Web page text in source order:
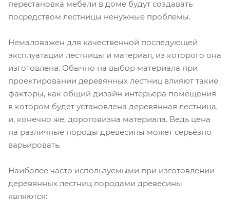
перестановка мебели в доме будут создавать
посредством лестницы ненужные проблемы.
Немаловажен для качественной последующей
эксплуатации лестницы и материал, из которого она
изготовлена. Обычно на выбор материала при
проектировании деревянных лестниц влияют такие
факторы, как общий дизайн интерьера помещения
в котором будет установлена деревянная лестница,
и, конечно же, дороговизна материала. Ведь цена
на различные породы древесины может серьёзно
варьировать.
Наиболее часто используемыми при изготовлении
деревянных лестниц породами древесины
являются: